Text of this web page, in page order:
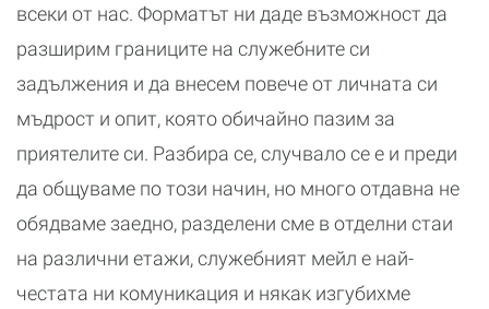
всеки от нас. Форматът ни даде възможност да
разширим границите на служебните си
задължения и да внесем повече от личната си
мъдрост и опит, която обичайно пазим за
приятелите си. Разбира се, случвало се е и преди
да общуваме по този начин, но много отдавна не
обядваме заедно, разделени сме в отделни стаи
на различни етажи, служебният мейл е най-
честата ни комуникация и някак изгубихме